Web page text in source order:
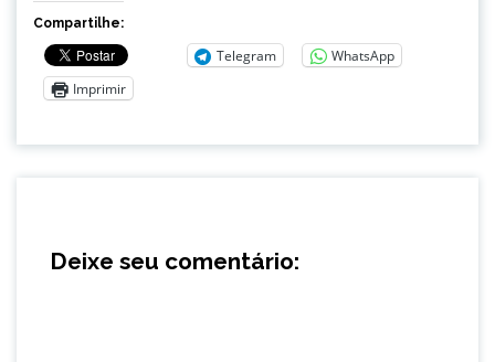
Compartilhe:
Telegram
WhatsApp
Imprimir
Deixe seu comentário: